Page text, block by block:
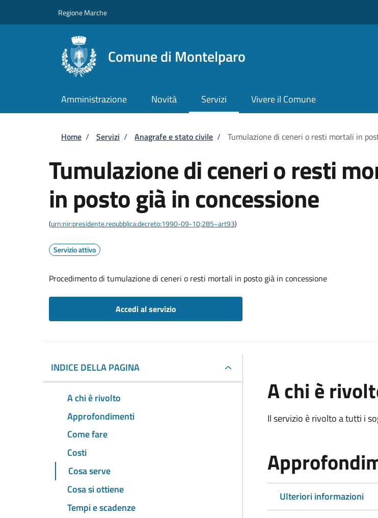
Regione Marche
Comune di Montelparo
Amministrazione Novità Servizi Vivere il Comune
Briciole di pane
Home / Servizi / Anagrafe e stato civile / Tumulazione di ceneri o resti mortali in
Tumulazione di ceneri o resti
in posto già in concessione
(urn:nir:presidente.repubblica:decreto:1990-09-10;285~art93)
Servizio attivo
Procedimento di tumulazione di ceneri o resti mortali in posto già in concessione
Accedi al servizio
INDICE DELLA PAGINA
A chi è rivolto
Approfondimenti
Come fare
Costi
Cosa serve
Cosa si ottiene
Tempi e scadenze
A chi è
Il servizio è rivolto a tutti i
Ulteriori informazioni